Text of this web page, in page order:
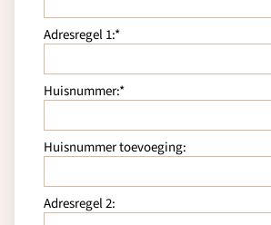
Adresregel 1:*
Huisnummer:*
Huisnummer toevoeging:
Adresregel 2: